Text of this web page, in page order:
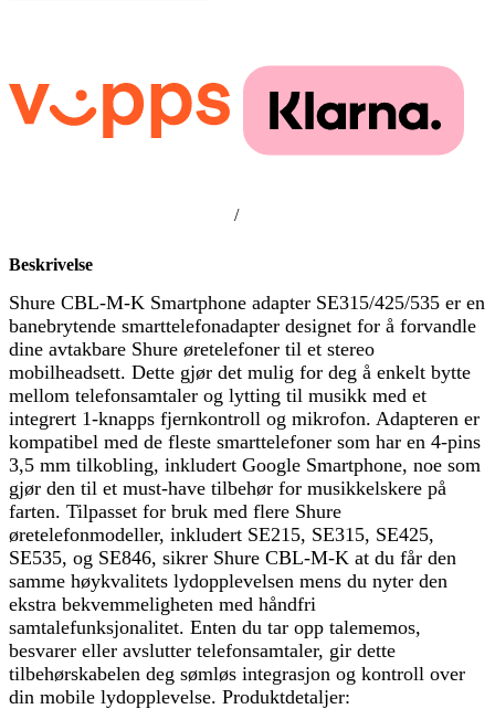
/
Beskrivelse
Shure CBL-M-K Smartphone adapter SE315/425/535 er en
banebrytende smarttelefonadapter designet for å forvandle
dine avtakbare Shure øretelefoner til et stereo
mobilheadsett. Dette gjør det mulig for deg å enkelt bytte
mellom telefonsamtaler og lytting til musikk med et
integrert 1-knapps fjernkontroll og mikrofon. Adapteren er
kompatibel med de fleste smarttelefoner som har en 4-pins
3,5 mm tilkobling, inkludert Google Smartphone, noe som
gjør den til et must-have tilbehør for musikkelskere på
farten. Tilpasset for bruk med flere Shure
øretelefonmodeller, inkludert SE215, SE315, SE425,
SE535, og SE846, sikrer Shure CBL-M-K at du får den
samme høykvalitets lydopplevelsen mens du nyter den
ekstra bekvemmeligheten med håndfri
samtalefunksjonalitet. Enten du tar opp talememos,
besvarer eller avslutter telefonsamtaler, gir dette
tilbehørskabelen deg sømløs integrasjon og kontroll over
din mobile lydopplevelse. Produktdetaljer: